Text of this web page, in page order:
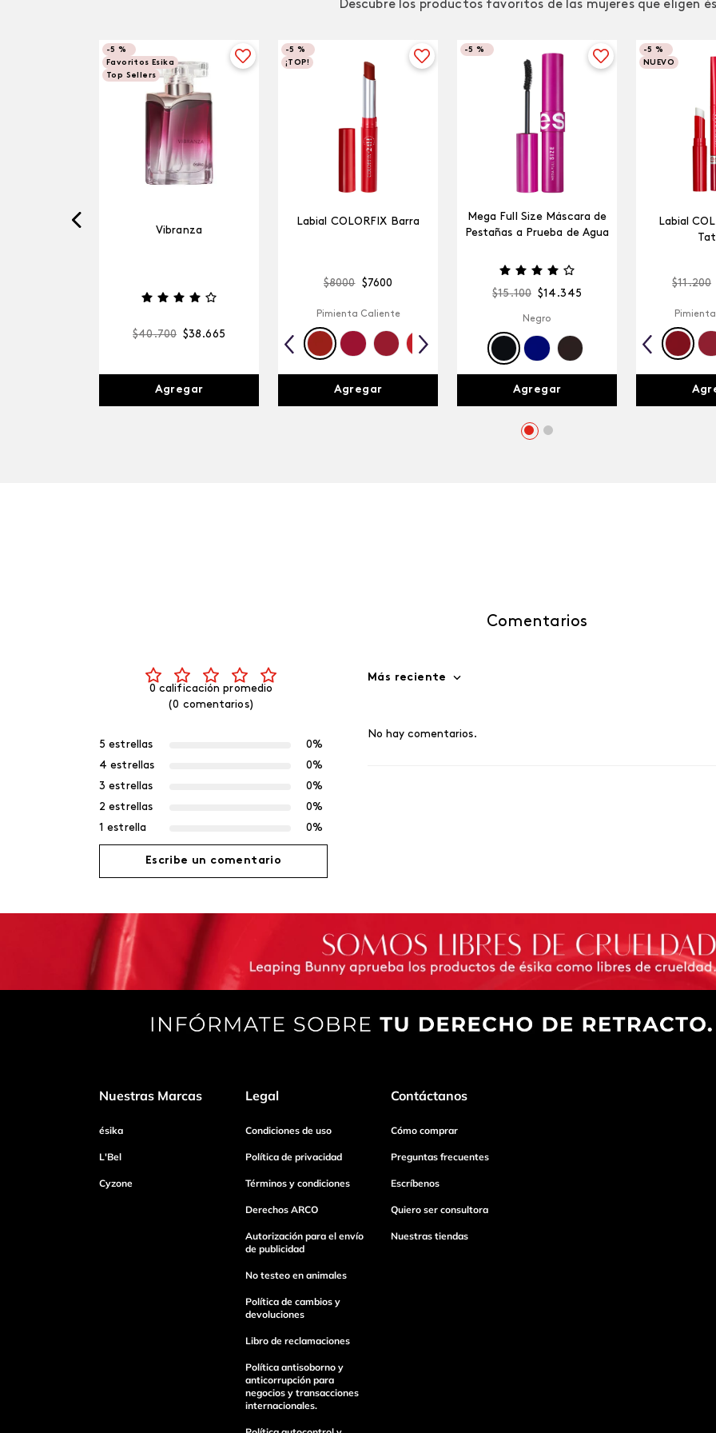
Descubre los productos favoritos de las mujeres que eligen
-5 %
Favoritos Esika
Top Sellers
Vibranza
$40.700 $38 .665
Agregar
-5 %
¡TOP!
Labial COLORFIX Barra
$8000 $7600
Pimienta Caliente
Agregar
-5 %
Mega Full Size Máscara de
Pestañas a Prueba de Agua
$15.100 $14 .345
Negro
Agregar
-5 %
NUEVO
Labial
$11.200
Comentarios
0 calificación promedio
(0 comentarios)
5 estrellas
0%
4 estrellas
0%
3 estrellas
0%
2 estrellas
0%
1 estrella
0%
Escribe un comentario
Agregar comentario
Título
Escribe un comentario
Enviar Comentario
Más reciente
No hay comentarios.
Nuestras Marcas
ésika
L'Bel
Cyzone
Legal
Condiciones de uso
Política de privacidad
Términos y condiciones
Derechos ARCO
Autorización para el envío
de publicidad
No testeo en animales
Política de cambios y
devoluciones
Libro de reclamaciones
Política antisoborno y
anticorrupción para
negocios y transacciones
internacionales.
Contáctanos
Cómo comprar
Preguntas frecuentes
Escríbenos
Quiero ser consultora
Nuestras tiendas